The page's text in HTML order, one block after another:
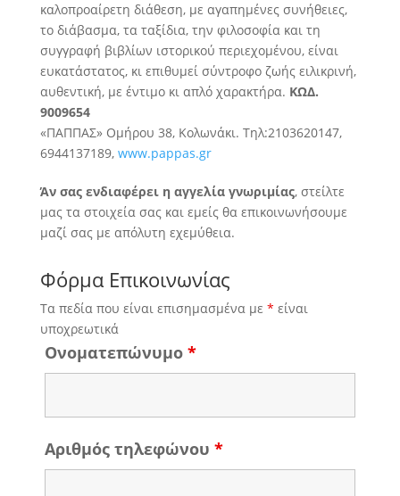
καλοπροαίρετη διάθεση, με αγαπημένες συνήθειες,
το διάβασμα, τα ταξίδια, την φιλοσοφία και τη
συγγραφή βιβλίων ιστορικού περιεχομένου, είναι
ευκατάστατος, κι επιθυμεί σύντροφο ζωής ειλικρινή,
αυθεντική, με έντιμο κι απλό χαρακτήρα. ΚΩΔ.
9009654
«ΠΑΠΠΑΣ» Ομήρου 38, Κολωνάκι. Τηλ:2103620147,
6944137189, www.pappas.gr
Άν σας ενδιαφέρει η αγγελία γνωριμίας, στείλτε
μας τα στοιχεία σας και εμείς θα επικοινωνήσουμε
μαζί σας με απόλυτη εχεμύθεια.
Φόρμα Επικοινωνίας
Τα πεδία που είναι επισημασμένα με * είναι
υποχρεωτικά
Ονοματεπώνυμο *
Αριθμός τηλεφώνου *